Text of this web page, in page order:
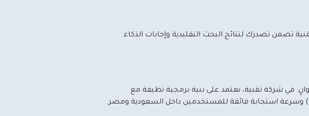
تضمن تصدرك لنتائج البحث التقليدية وإجابات الذكاء
الإحصائيات التقنية إلى أن أكثر من 50% من الزوار يغادرون الموقع إذا استغرق تحميله أكثر من 3 ثوانٍ. في شركة تقنية، نعتمد على بنية برمجية نظيفة مع